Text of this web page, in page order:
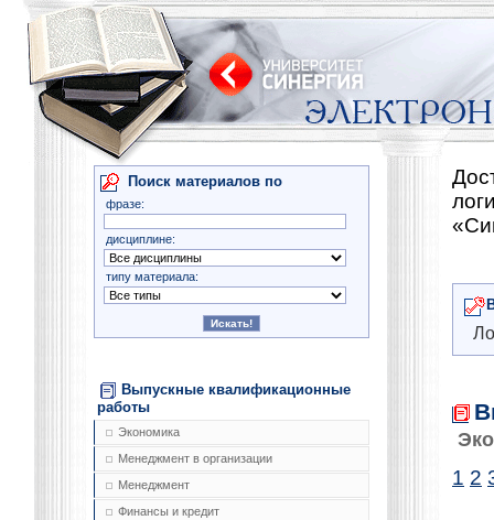
Поиск материалов по
фразе:
дисциплине:
типу материала:
Выпускные квалификационные
работы
Экономика
Менеджмент в организации
Менеджмент
Финансы и кредит
1 2